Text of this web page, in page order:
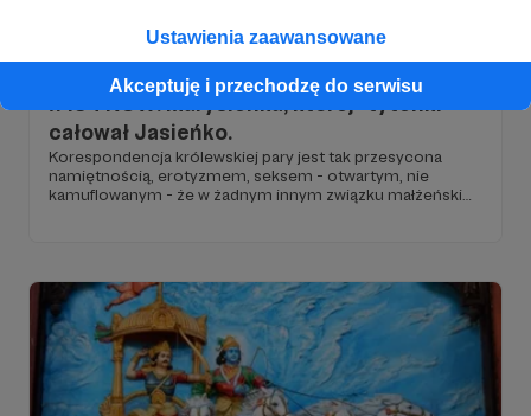
Ustawienia zaawansowane
Akceptuję i przechodzę do serwisu
Brak komentarzy
#134 KCW. Marysieńka, której "tyteńki"
całował Jasieńko.
Korespondencja królewskiej pary jest tak przesycona
namiętnością, erotyzmem, seksem - otwartym, nie
kamuflowanym - że w żadnym innym związku małżeńskim
"całuję począwszy od busieńki, wszystkie śliczności, a
najbardziej tyteńki, muszeczkę, pajączka i śliczne
nóżeczki".